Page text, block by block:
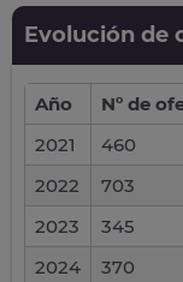
Evolución de
Año Nº de
2021
460
2022
703
2023
345
2024
370